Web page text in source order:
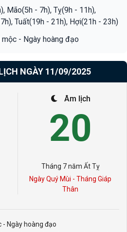
Mão(5h - 7h), Tỵ(9h - 11h),
Tuất(19h - 21h), Hợi(21h - 23h)
mộc - Ngày hoàng đạo
NGÀY 11/09/2025
Âm lịch
20
Tháng 7 năm Ất Tỵ
Ngày Quý Mùi - Tháng Giáp
Thân
- Ngày hoàng đạo